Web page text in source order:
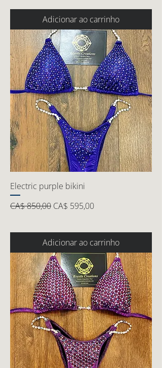
Adicionar ao carrinho
Electric purple bikini
Preço normal
CA$ 850,00 Preço promocional
CA$ 595,00
Adicionar ao carrinho